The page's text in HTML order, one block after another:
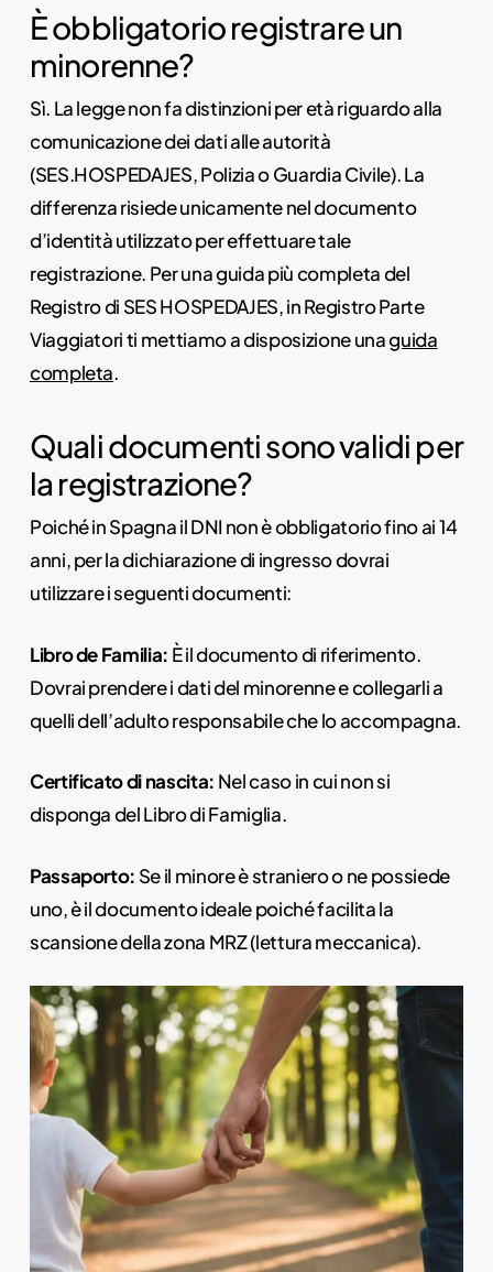
È obbligatorio registrare un
minorenne?
Sì. La legge non fa distinzioni per età riguardo alla
comunicazione dei dati alle autorità
(SES.HOSPEDAJES, Polizia o Guardia Civile). La
differenza risiede unicamente nel documento
d’identità utilizzato per effettuare tale
registrazione. Per una guida più completa del
Registro di SES HOSPEDAJES, in Registro Parte
Viaggiatori ti mettiamo a disposizione unaguida
completa.
Quali documenti sono validi per
la registrazione?
Poiché in Spagna il DNI non è obbligatorio fino ai 14
anni, per la dichiarazione di ingresso dovrai
utilizzare i seguenti documenti:
Libro de Familia: È il documento di riferimento.
Dovrai prendere i dati del minorenne e collegarli a
quelli dell’adulto responsabile che lo accompagna.
Certificato di nascita: Nel caso in cui non si
disponga del Libro di Famiglia.
Passaporto: Se il minore è straniero o ne possiede
uno, è il documento ideale poiché facilita la
scansione della zona MRZ (lettura meccanica).